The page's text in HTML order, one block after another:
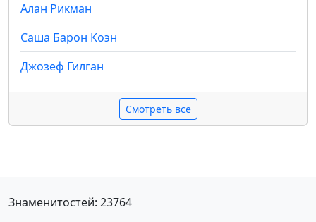
Алан Рикман
Саша Барон Коэн
Джозеф Гилган
Смотреть все
Знаменитостей: 23764